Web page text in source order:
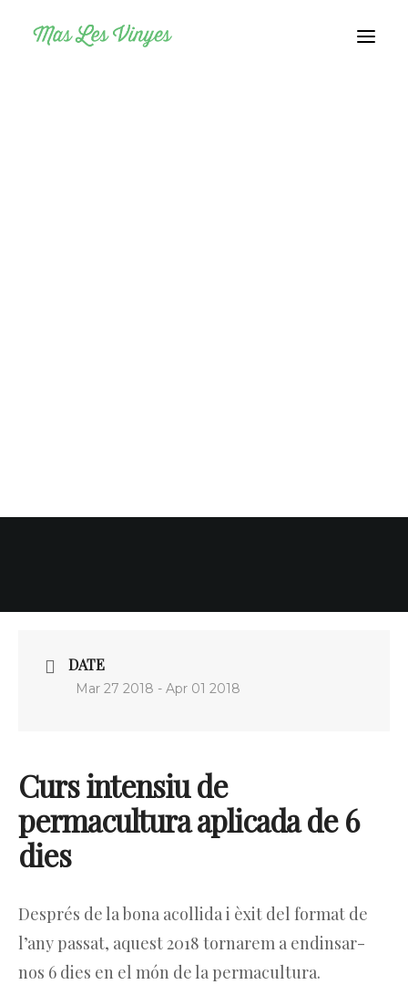
DATE
Mar 27 2018 - Apr 01 2018
Curs intensiu de
permacultura aplicada de 6
dies
Després de la bona acollida i èxit del format de
l’any passat, aquest 2018 tornarem a endinsar-
nos 6 dies en el món de la permacultura.